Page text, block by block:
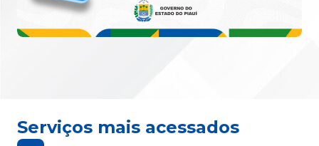
Serviços mais acessados